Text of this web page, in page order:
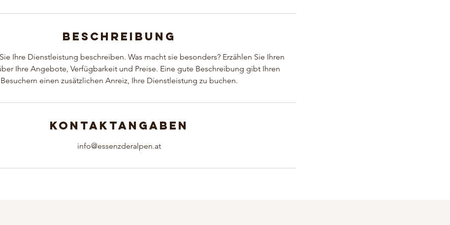
Beschreibung
Ihre Dienstleistung beschreiben. Was macht sie besonders? Erzählen Sie Ihren
Ihre Angebote, Verfügbarkeit und Preise. Eine gute Beschreibung gibt Ihren
Besuchern einen zusätzlichen Anreiz, Ihre Dienstleistung zu buchen.
Kontaktangaben
info@essenzderalpen.at